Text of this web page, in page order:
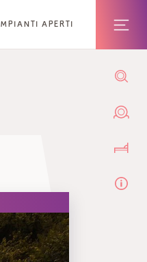
IMPIANTI APERTI